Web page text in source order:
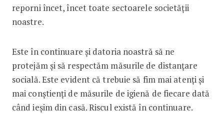
reporni încet, încet toate sectoarele societății
noastre.
Este în continuare și datoria noastră să ne
protejăm și să respectăm măsurile de distanțare
socială. Este evident că trebuie să fim mai atenți și
mai conștienți de măsurile de igienă de fiecare dată
când ieșim din casă. Riscul există în continuare.